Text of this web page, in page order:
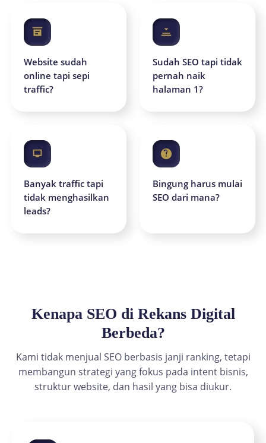
Website sudah
online tapi sepi
traffic?
Sudah SEO tapi tidak
pernah naik
halaman 1?
Banyak traffic tapi
tidak menghasilkan
leads?
Bingung harus mulai
SEO dari mana?
Kenapa SEO di Rekans Digital
Berbeda?
Kami tidak menjual SEO berbasis janji ranking, tetapi
membangun strategi yang fokus pada intent bisnis,
struktur website, dan hasil yang bisa diukur.